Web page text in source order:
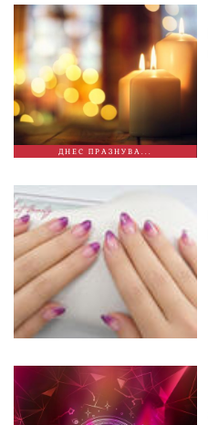
ДНЕС ПРАЗНУВА...